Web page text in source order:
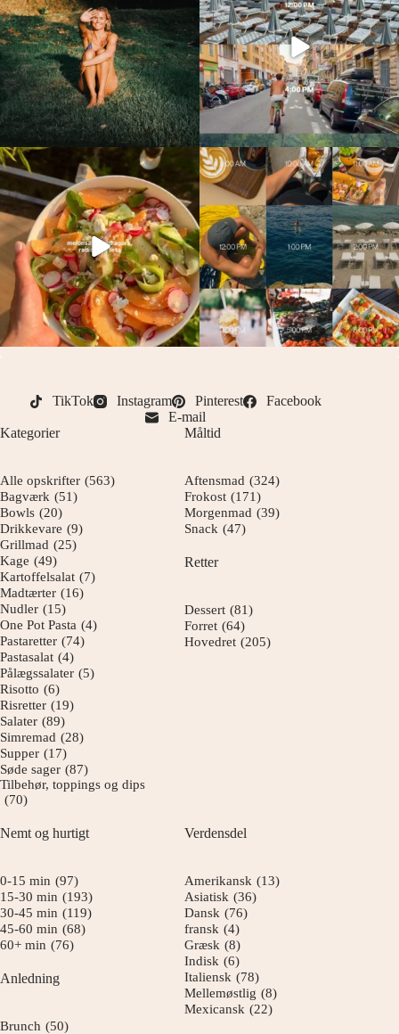
TikTok Instagram Pinterest
Facebook
E-mail
Kategorier
Alle opskrifter (563)
Bagværk (51)
Bowls (20)
Drikkevare (9)
Grillmad (25)
Kage (49)
Kartoffelsalat (7)
Madtærter (16)
Nudler (15)
One Pot Pasta (4)
Pastaretter (74)
Pastasalat (4)
Pålægssalater (5)
Risotto (6)
Risretter (19)
Salater (89)
Simremad (28)
Supper (17)
Søde sager (87)
Tilbehør, toppings og dips
(70)
Måltid
Aftensmad (324)
Frokost (171)
Morgenmad (39)
Snack (47)
Retter
Dessert (81)
Forret (64)
Hovedret (205)
Nemt og hurtigt
0-15 min (97)
15-30 min (193)
30-45 min (119)
45-60 min (68)
60+ min (76)
Anledning
Brunch (50)
Verdensdel
Amerikansk (13)
Asiatisk (36)
Dansk (76)
fransk (4)
Græsk (8)
Indisk (6)
Italiensk (78)
Mellemøstlig (8)
Mexicansk (22)